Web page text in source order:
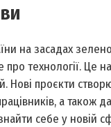
на засадах
технології. Це
Нові проєкти
а також
себе у новій